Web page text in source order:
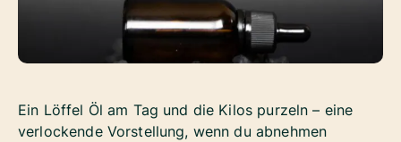
Ein Löffel Öl am Tag und die Kilos purzeln – eine
verlockende Vorstellung, wenn du abnehmen